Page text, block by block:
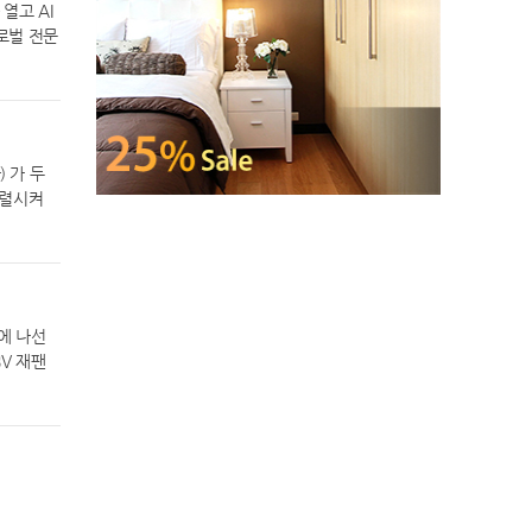
주행 중
태를
스템
조(BS
레스
△T7
자 할
EVX
디자
8단 자
원 △T
사랑을
것이
루션을
이 등
너츠의
팰리
Air)
된다.
열고 AI
벌 전문
요 테
스크
니언
구 모
게
인 ‘H
게이밍
화한
기존
. 또한
고급
를 효
가 두
시켜
지하
스템
교하
건
에서는
나선
재팬
에서
술들
스템(F